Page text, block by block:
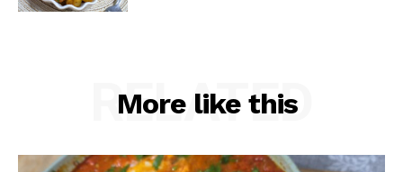
More like this
RELATED